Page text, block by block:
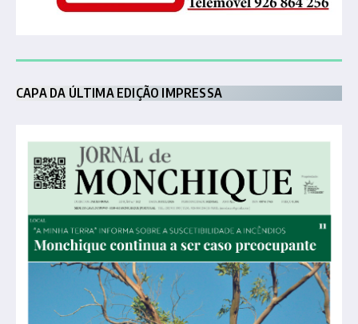
CAPA DA ÚLTIMA EDIÇÃO IMPRESSA